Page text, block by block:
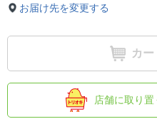
お届け先を変更する
カ
店舗に取り置